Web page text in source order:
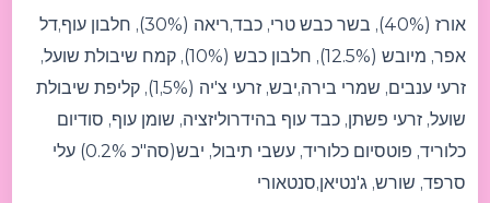
אורז (40%), בשר כבש טרי, כבד,ריאה (30%), חלבון עוף,דל
אפר, מיובש (12.5%), חלבון כבש (10%), קמח שיבולת שועל,
זרעי ענבים, שמרי בירה,יבש, זרעי צ'יה (1,5%), קליפת שיבולת
שועל, זרעי פשתן, כבד עוף בהידרוליזציה, שומן עוף, סודיום
כלוריד, פוטסיום כלוריד, עשבי תיבול, יבש(סה"כ 0.2%) עלי
סרפד, שורש, ג'נטיאן,סנטאורי